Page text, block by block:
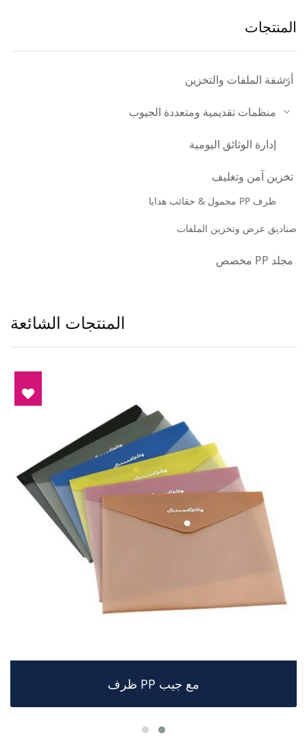
المنتجات
أرشفة الملفات والتخزين
منظمات تقديمية ومتعددة الجيوب
إدارة الوثائق اليومية
تخزين آمن وتغليف
ظرف PP محمول & حقائب هدايا
صناديق عرض وتخزين الملفات
مجلد PP مخصص
المنتجات الشائعة
ظرف PP مع جيب